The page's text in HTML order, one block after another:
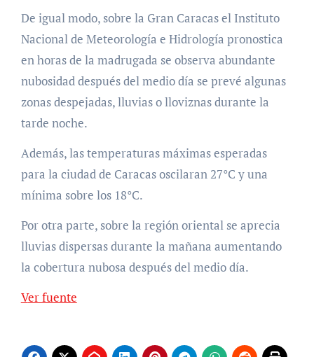
De igual modo, sobre la Gran Caracas el Instituto
Nacional de Meteorología e Hidrología pronostica
en horas de la madrugada se observa abundante
nubosidad después del medio día se prevé algunas
zonas despejadas, lluvias o lloviznas durante la
tarde noche.
Además, las temperaturas máximas esperadas
para la ciudad de Caracas oscilaran 27°C y una
mínima sobre los 18°C.
Por otra parte, sobre la región oriental se aprecia
lluvias dispersas durante la mañana aumentando
la cobertura nubosa después del medio día.
Ver fuente